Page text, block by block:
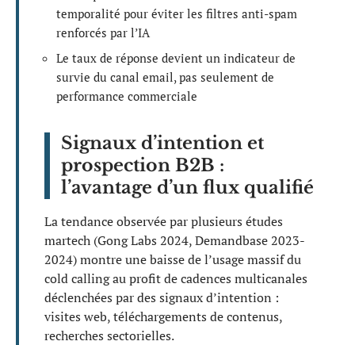
temporalité pour éviter les filtres anti-spam
renforcés par l’IA
Le taux de réponse devient un indicateur de
survie du canal email, pas seulement de
performance commerciale
Signaux d’intention et
prospection B2B :
l’avantage d’un flux qualifié
La tendance observée par plusieurs études
martech (Gong Labs 2024, Demandbase 2023-
2024) montre une baisse de l’usage massif du
cold calling au profit de cadences multicanales
déclenchées par des signaux d’intention :
visites web, téléchargements de contenus,
recherches sectorielles.